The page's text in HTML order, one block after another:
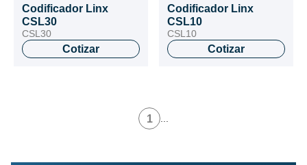
Codificador Linx
CSL30
CSL30
Cotizar
Codificador Linx
CSL10
CSL10
Cotizar
1